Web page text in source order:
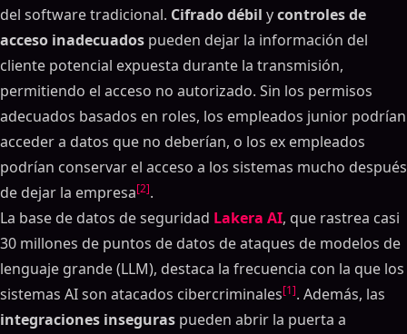
del software tradicional. Cifrado débil ycontroles de
acceso inadecuados pueden dejar la información del
cliente potencial expuesta durante la transmisión,
permitiendo el acceso no autorizado. Sin los permisos
adecuados basados en roles, los empleados junior podrían
acceder a datos que no deberían, o los ex empleados
podrían conservar el acceso a los sistemas mucho después
de dejar la empresa[2].
La base de datos de seguridad Lakera AI, que rastrea casi
30 millones de puntos de datos de ataques de modelos de
lenguaje grande (LLM), destaca la frecuencia con la que los
sistemas AI son atacados cibercriminales[1]. Además, las
integraciones inseguras pueden abrir la puerta a